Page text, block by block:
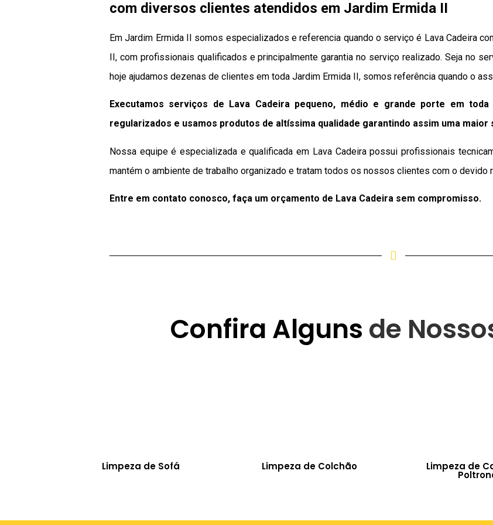
com diversos clientes atendidos em Jardim Ermida II
Em Jardim Ermida II somos especializados e referencia quando o serviço é Lava Cadeira
II, com profissionais qualificados e principalmente garantia no serviço realizado. Seja no
hoje ajudamos dezenas de clientes em toda Jardim Ermida II, somos referência quando o
Executamos serviços de Lava Cadeira pequeno, médio e grande porte em
regularizados e usamos produtos de altíssima qualidade garantindo assim uma
Nossa equipe é especializada e qualificada em Lava Cadeira possui profissionais
mantém o ambiente de trabalho organizado e tratam todos os nossos clientes com o
Entre em contato conosco, faça um orçamento de Lava Cadeira sem compromisso.
Confira Alguns de
Limpeza de Sofá Limpeza de Colchão Limpeza de